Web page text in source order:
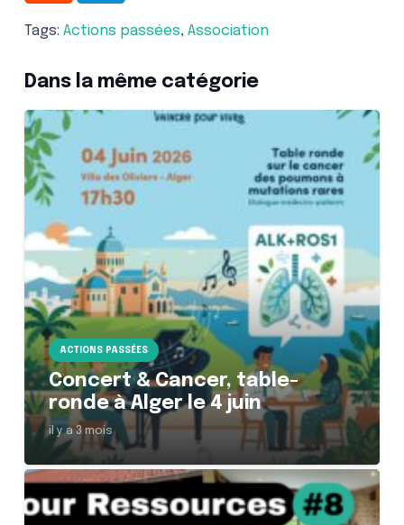
Tags: Actions passées, Association
Dans la même catégorie
ACTIONS PASSÉES
Concert & Cancer, table-
ronde à Alger le 4 juin
il y a 3 mois